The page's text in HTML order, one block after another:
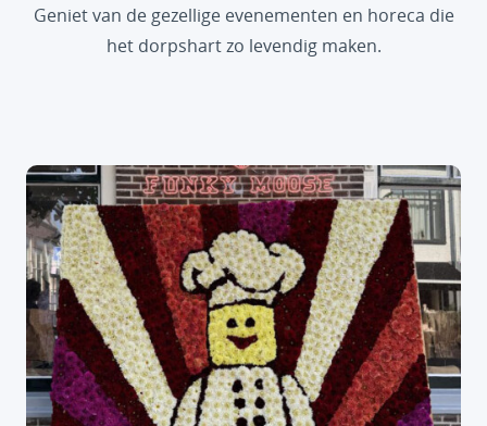
Geniet van de gezellige evenementen en horeca die
het dorpshart zo levendig maken.